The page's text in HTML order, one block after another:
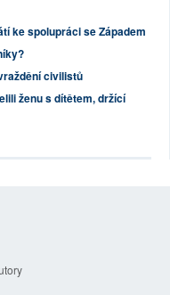
ke spolupráci se Západem
civilistů
ženu s dítětem, držící